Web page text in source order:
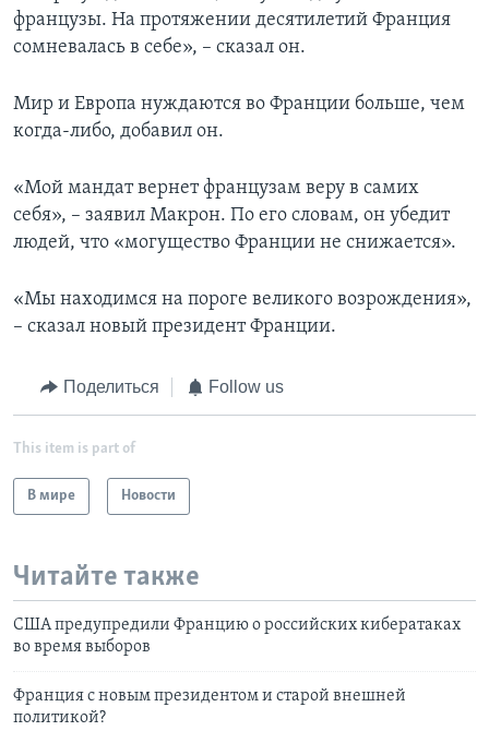
французы. На протяжении десятилетий Франция
сомневалась в себе», – сказал он.
Мир и Европа нуждаются во Франции больше, чем
когда-либо, добавил он.
«Мой мандат вернет французам веру в самих
себя», – заявил Макрон. По его словам, он убедит
людей, что «могущество Франции не снижается».
«Мы находимся на пороге великого возрождения»,
– сказал новый президент Франции.
Поделиться Follow us
This item is part of
В мире Новости
Читайте также
США предупредили Францию о российских кибератаках
во время выборов
Франция с новым президентом и старой внешней
политикой?